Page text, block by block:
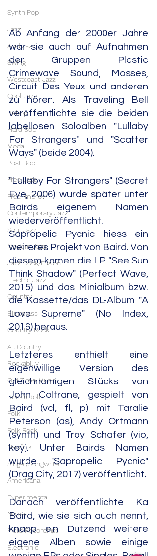
Synth Pop
Jazz
Acid Jazz
Swing
Westcoast Jazz
Cool Jazz
Bebop
Hard Bop
Modal
Post Bop
Free Jazz
Free Improv
Contemporary Jazz
Soul Jazz
Modern Jazz
Jazz Rock/Fusion
Electric Jazz
Country
Bluegrass
Country Rock
Alt.Country
Rockabilly
Old Time Music
Rock'n'Roll
Folk
Folk Rock
Neofolk
Singer/Songwriter
Americana
Experimental
Noise
Field Recordings
Electronic
Ab Anfang der 2000er Jahre
war sie auch auf Aufnahmen
der Gruppen Plastic
Crimewave Sound, Mosses,
Circuit Des Yeux und anderen
zu hören. Als Traveling Bell
veröffentlichte sie die beiden
labellosen Soloalben "Lullaby
For Strangers" und "Scatter
Ways" (beide 2004).
"Lullaby For Strangers" (Secret
Eye, 2006) wurde später unter
Bairds eigenem Namen
wiederveröffentlicht.
Sapropelic Pycnic hiess ein
weiteres Projekt von Baird. Von
diesem kamen die LP "See Sun
Think Shadow" (Perfect Wave,
2015) und das Minialbum bzw.
die Kassette/das DL-Album "A
Love Supreme" (No Index,
2016) heraus.
Letzteres enthielt eine
eigenwillige Version des
gleichnamigen Stücks von
John Coltrane, gespielt von
Baird (vcl, fl, p) mit Taralie
Peterson (as), Andy Ortmann
(synth) und Troy Schafer (vio,
key). Unter Bairds Namen
wurde "Sapropelic Pycnic"
(Drag City, 2017) veröffentlicht.
Danach veröffentlichte Ka
Baird, wie sie sich auch nennt,
knapp ein Dutzend weitere
eigene Alben sowie einige